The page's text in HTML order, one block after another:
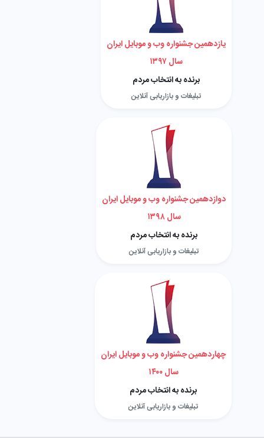
یازدهمین جشنواره وب و موبایل ایران
سال ۱۳۹۷
برنده به انتخاب مردم
تبلیغات و بازاریابی آنلاین
دوازدهمین جشنواره وب و موبایل ایران
سال ۱۳۹۸
برنده به انتخاب مردم
تبلیغات و بازاریابی آنلاین
چهاردهمین جشنواره وب و موبایل ایران
سال ۱۴۰۰
برنده به انتخاب مردم
تبلیغات و بازاریابی آنلاین